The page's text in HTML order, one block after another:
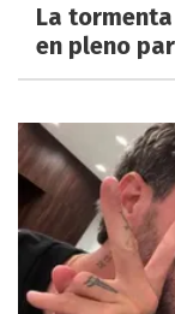
La
en pleno